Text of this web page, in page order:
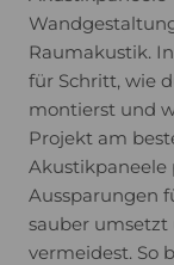
Raumakustik.
für Schritt, wie
montierst und
Projekt am
Akustikpaneele
Aussparungen
sauber umsetzt
vermeidest. So